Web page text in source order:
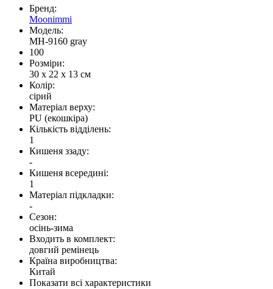
Бренд:
Moonimmi
Модель:
MH-9160 gray
100
Розміри:
30 x 22 x 13 см
Колір:
сірий
Матеріал верху:
PU (екошкіра)
Кількість відділень:
1
Кишеня ззаду:
-
Кишеня всередині:
1
Матеріал підкладки:
-
Сезон:
осінь-зима
Входить в комплект:
довгий ремінець
Країна виробництва:
Китай
Показати всі характеристики